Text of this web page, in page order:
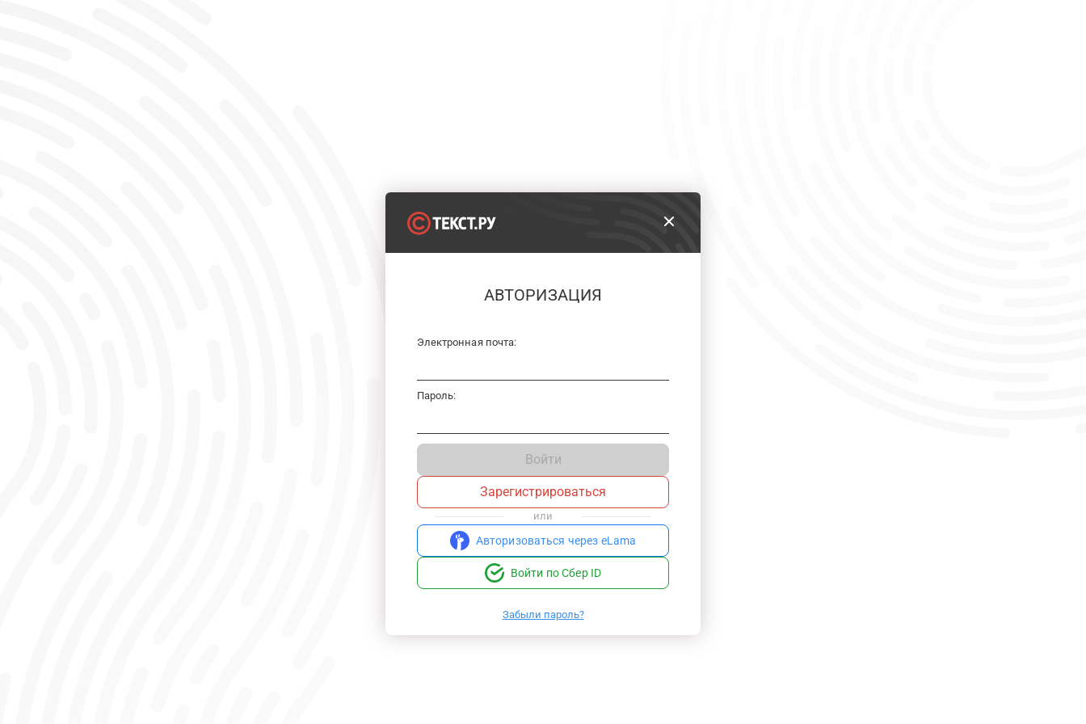
АВТОРИЗАЦИЯ
Электронная почта:
Пароль:
Войти
Зарегистрироваться
или
Авторизоваться через eLama
Войти по Сбер ID
Забыли пароль?